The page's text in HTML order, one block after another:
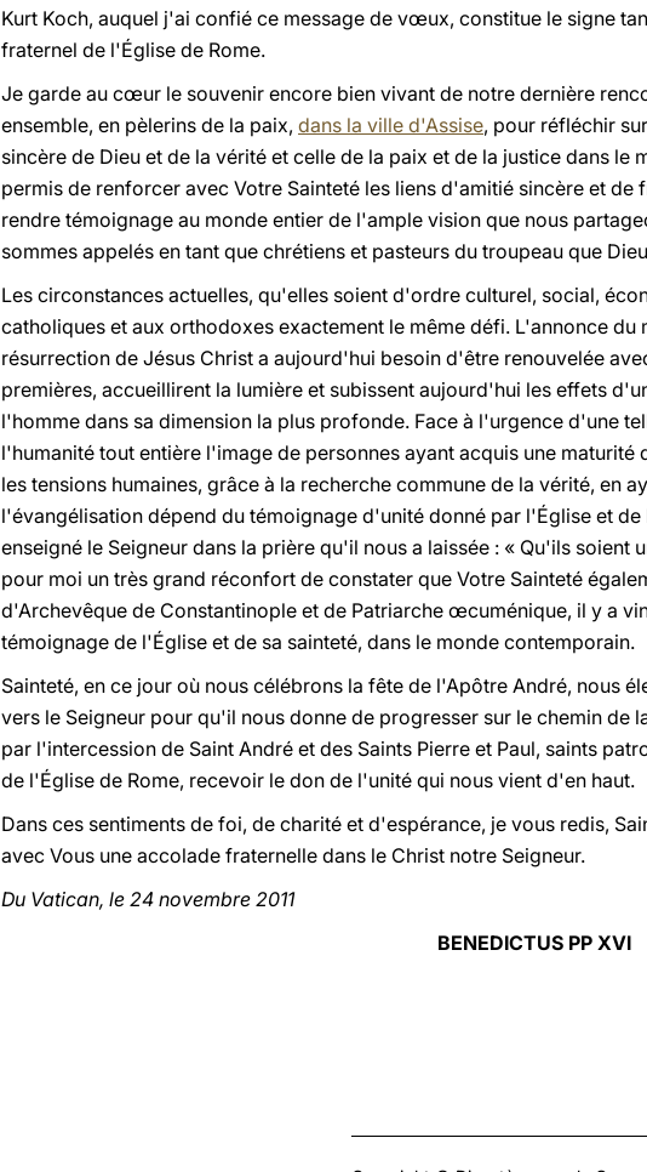
Kurt Koch, auquel j'ai confié ce message de vœux, constitue le signe
fraternel de l'Église de Rome.
Je garde au cœur le souvenir encore bien vivant de notre dernière
ensemble, en pèlerins de la paix, dans la ville d'Assise, pour réfléchir
sincère de Dieu et de la vérité et celle de la paix et de la justice dans le
permis de renforcer avec Votre Sainteté les liens d'amitié sincère et de
rendre témoignage au monde entier de l'ample vision que nous
sommes appelés en tant que chrétiens et pasteurs du troupeau que
Les circonstances actuelles, qu'elles soient d'ordre culturel, social,
catholiques et aux orthodoxes exactement le même défi. L'annonce du
résurrection de Jésus Christ a aujourd'hui besoin d'être renouvelée
premières, accueillirent la lumière et subissent aujourd'hui les effets
l'homme dans sa dimension la plus profonde. Face à l'urgence d'une
l'humanité tout entière l'image de personnes ayant acquis une
les tensions humaines, grâce à la recherche commune de la vérité, en
l'évangélisation dépend du témoignage d'unité donné par l'Église et
enseigné le Seigneur dans la prière qu'il nous a laissée : « Qu'ils soient
pour moi un très grand réconfort de constater que Votre Sainteté
d'Archevêque de Constantinople et de Patriarche œcuménique, il y a
témoignage de l'Église et de sa sainteté, dans le monde contemporain.
Sainteté, en ce jour où nous célébrons la fête de l'Apôtre André, nous
vers le Seigneur pour qu'il nous donne de progresser sur le chemin de
par l'intercession de Saint André et des Saints Pierre et Paul, saints
de l'Église de Rome, recevoir le don de l'unité qui nous vient d'en haut.
Dans ces sentiments de foi, de charité et d'espérance, je vous redis,
avec Vous une accolade fraternelle dans le Christ notre Seigneur.
Du Vatican, le 24 novembre 2011
BENEDICTUS PP XVI